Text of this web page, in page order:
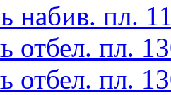
набив. пл.
отбел. пл.
отбел. пл.